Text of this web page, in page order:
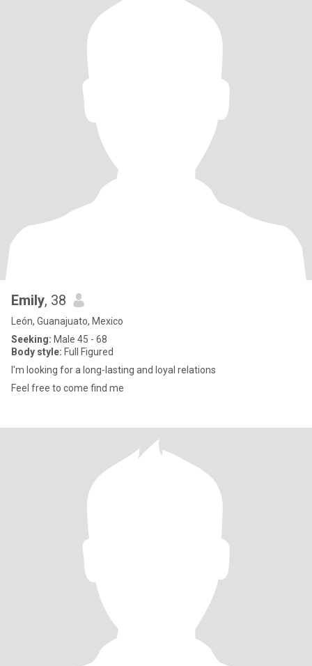
Emily, 38
León, Guanajuato, Mexico
Seeking: Male 45 - 68
Body style: Full Figured
I'm looking for a long-lasting and loyal relations
Feel free to come find me